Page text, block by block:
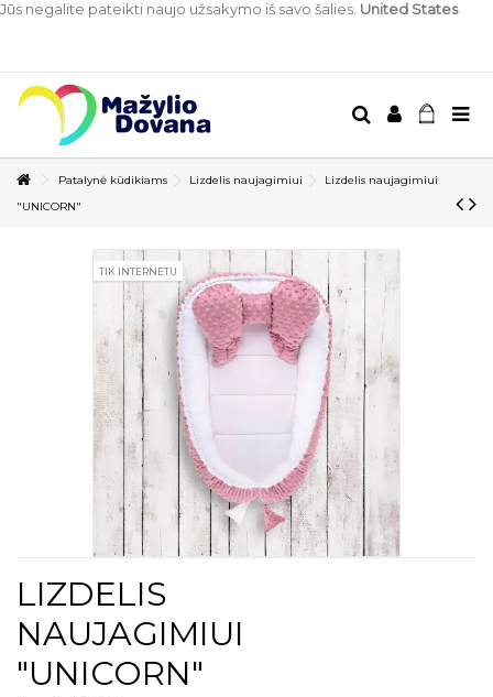
Jūs negalite pateikti naujo užsakymo iš savo šalies. United States
Patalynė kūdikiams Lizdelis naujagimiui
Lizdelis naujagimiui
"UNICORN"
TIK INTERNETU
LIZDELIS
NAUJAGIMIUI
"UNICORN"